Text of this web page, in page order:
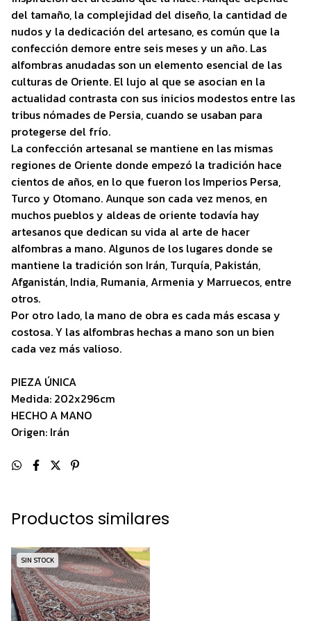
del tamaño, la complejidad del diseño, la cantidad de
nudos y la dedicación del artesano, es común que la
confección demore entre seis meses y un año. Las
alfombras anudadas son un elemento esencial de las
culturas de Oriente. El lujo al que se asocian en la
actualidad contrasta con sus inicios modestos entre las
tribus nómades de Persia, cuando se usaban para
protegerse del frío.
La confección artesanal se mantiene en las mismas
regiones de Oriente donde empezó la tradición hace
cientos de años, en lo que fueron los Imperios Persa,
Turco y Otomano. Aunque son cada vez menos, en
muchos pueblos y aldeas de oriente todavía hay
artesanos que dedican su vida al arte de hacer
alfombras a mano. Algunos de los lugares donde se
mantiene la tradición son Irán, Turquía, Pakistán,
Afganistán, India, Rumania, Armenia y Marruecos, entre
otros.
Por otro lado, la mano de obra es cada más escasa y
costosa. Y las alfombras hechas a mano son un bien
cada vez más valioso.
PIEZA ÚNICA
Medida: 202x296cm
HECHO A MANO
Origen: Irán
Productos similares
SIN STOCK